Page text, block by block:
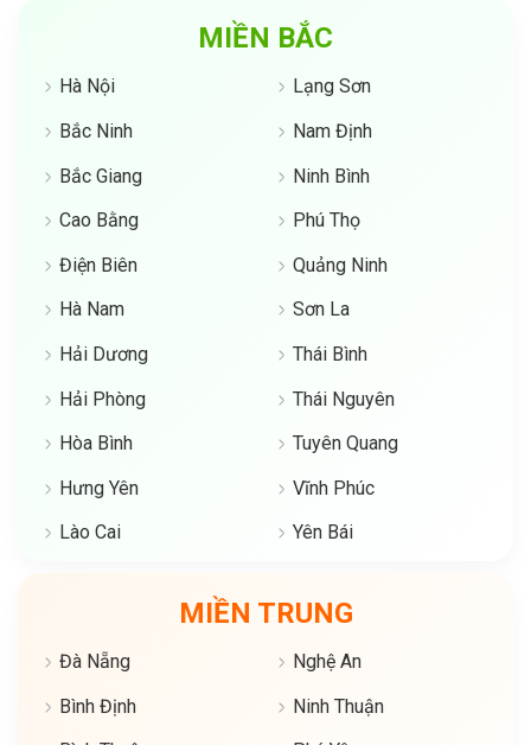
MIỀN BẮC
Hà Nội
Bắc Ninh
Bắc Giang
Cao Bằng
Điện Biên
Hà Nam
Hải Dương
Hải Phòng
Hòa Bình
Hưng Yên
Lào Cai
Lạng Sơn
Nam Định
Ninh Bình
Phú Thọ
Quảng Ninh
Sơn La
Thái Bình
Thái Nguyên
Tuyên Quang
Vĩnh Phúc
Yên Bái
MIỀN TRUNG
Đà Nẵng
Bình Định
Nghệ An
Ninh Thuận